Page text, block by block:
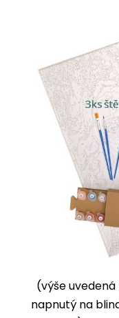
(výše
napnutý na